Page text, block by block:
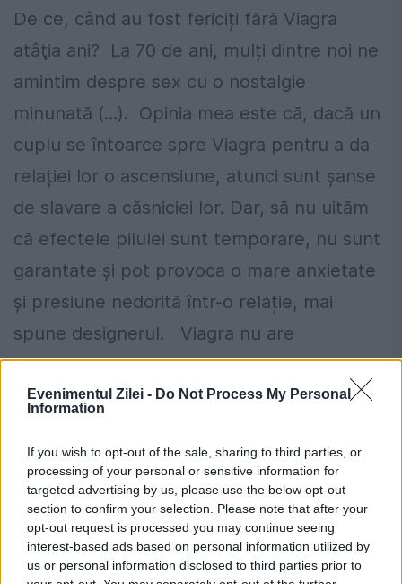
Evenimentul Zilei - Do Not Process My Personal
Information
If you wish to opt-out of the sale, sharing to third parties, or
processing of your personal or sensitive information for
targeted advertising by us, please use the below opt-out
section to confirm your selection. Please note that after your
opt-out request is processed you may continue seeing
interest-based ads based on personal information utilized by
us or personal information disclosed to third parties prior to
De ce, când au fost fericiți fără Viagra
atâţia ani? La 70 de ani, mulți dintre noi ne
amintim despre sex cu o nostalgie
minunată (...). Opinia mea este că, dacă un
cuplu se întoarce spre Viagra pentru a da
relației lor o ascensiune, atunci sunt şanse
de slavare a căsniciei lor. Dar, să nu uităm
că efectele pilulei sunt temporare, nu sunt
garantate și pot provoca o mare anxietate
și presiune nedorită într-o relație, mai
spune designerul. Viagra nu are
întotdeauna efectul erectil dorit, așa cum
știu din experiență. Partenerul meu John a
cardiacă. Lipsa de viață sexuală îl făcea
foarte supărată şi l-a întrebat pe doctorul
său despre pilulă. Doctorul a spus că
partenerul meu ar trebui să fie atent